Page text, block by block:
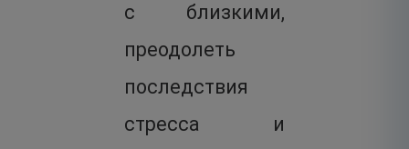
с близкими,
преодолеть
последствия
стресса и